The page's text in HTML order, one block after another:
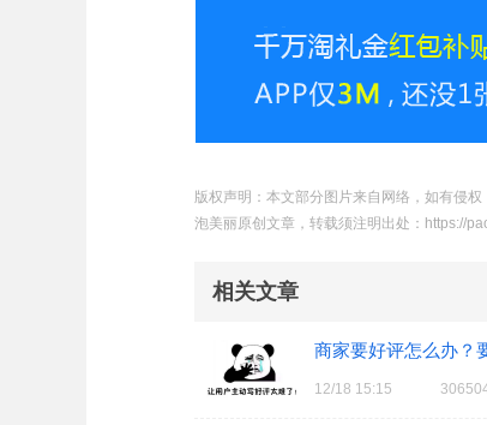
版权声明：本文部分图片来自网络，如有侵权
泡美丽原创文章，转载须注明出处： https://
相关文章
商家要好评怎么办？
12/18 15:15